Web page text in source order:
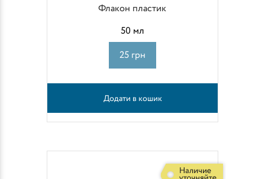
Флакон пластик
50 мл
25 грн
Додати в кошик